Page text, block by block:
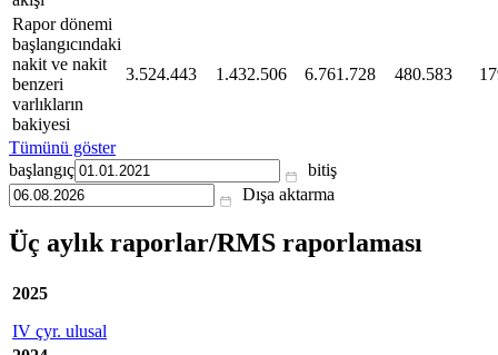
Rapor dönemi
başlangıcındaki
nakit ve nakit
benzeri
varlıkların
bakiyesi
3.524.443 1.432.506 6.761.728 480.583
Tümünü göster
başlangıç
bitiş
Dışa aktarma
Üç aylık raporlar/RMS raporlaması
2025
IV çyr. ulusal